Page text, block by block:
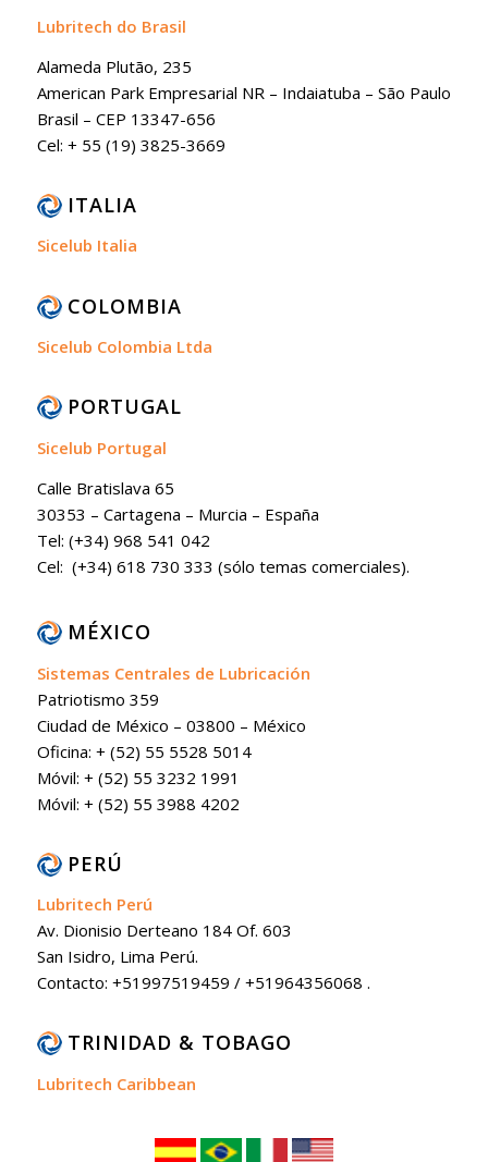
Lubritech do Brasil
Alameda Plutão, 235
American Park Empresarial NR – Indaiatuba – São Paulo
Brasil – CEP 13347-656
Cel: + 55 (19) 3825-3669
ITALIA
Sicelub Italia
COLOMBIA
Sicelub Colombia Ltda
PORTUGAL
Sicelub Portugal
Calle Bratislava 65
30353 – Cartagena – Murcia – España
Tel: (+34) 968 541 042
Cel: (+34) 618 730 333 (sólo temas comerciales).
MÉXICO
Sistemas Centrales de Lubricación
Patriotismo 359
Ciudad de México – 03800 – México
Oficina: + (52) 55 5528 5014
Móvil: + (52) 55 3232 1991
Móvil: + (52) 55 3988 4202
PERÚ
Lubritech Perú
Av. Dionisio Derteano 184 Of. 603
San Isidro, Lima Perú.
Contacto: +51997519459 / +51964356068 .
TRINIDAD & TOBAGO
Lubritech Caribbean